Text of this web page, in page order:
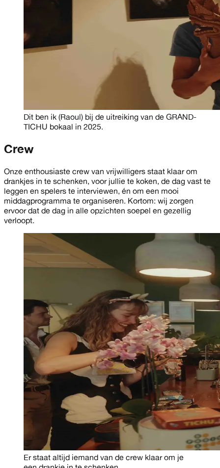
Dit ben ik (Raoul) bij de uitreiking van de GRAND-
TICHU bokaal in 2025.
Crew
Onze enthousiaste crew van vrijwilligers staat klaar om
drankjes in te schenken, voor jullie te koken, de dag vast te
leggen en spelers te interviewen, én om een mooi
middagprogramma te organiseren. Kortom: wij zorgen
ervoor dat de dag in alle opzichten soepel en gezellig
verloopt.
Er staat altijd iemand van de crew klaar om je